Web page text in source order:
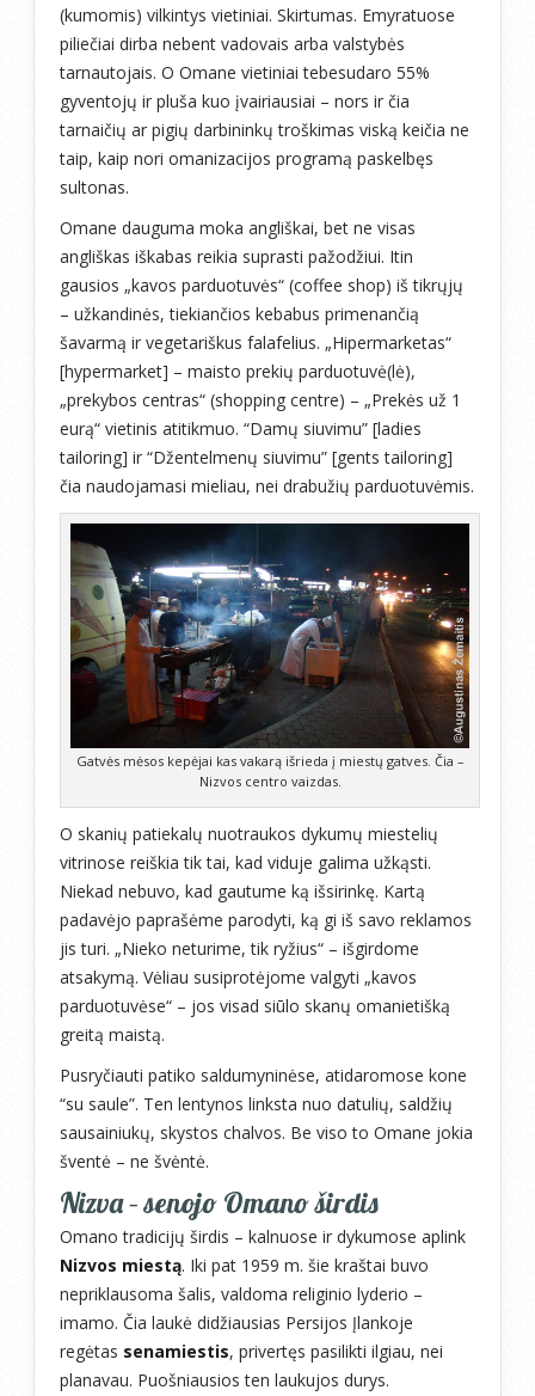
(kumomis) vilkintys vietiniai. Skirtumas. Emyratuose
piliečiai dirba nebent vadovais arba valstybės
tarnautojais. O Omane vietiniai tebesudaro 55%
gyventojų ir pluša kuo įvairiausiai – nors ir čia
tarnaičių ar pigių darbininkų troškimas viską keičia ne
taip, kaip nori omanizacijos programą paskelbęs
sultonas.
Omane dauguma moka angliškai, bet ne visas
angliškas iškabas reikia suprasti pažodžiui. Itin
gausios „kavos parduotuvės“ (coffee shop) iš tikrųjų
– užkandinės, tiekiančios kebabus primenančią
šavarmą ir vegetariškus falafelius. „Hipermarketas“
[hypermarket] – maisto prekių parduotuvė(lė),
„prekybos centras“ (shopping centre) – „Prekės už 1
eurą“ vietinis atitikmuo. “Damų siuvimu” [ladies
tailoring] ir “Džentelmenų siuvimu” [gents tailoring]
čia naudojamasi mieliau, nei drabužių parduotuvėmis.
Gatvės mėsos kepėjai kas vakarą išrieda į miestų gatves. Čia –
Nizvos centro vaizdas.
O skanių patiekalų nuotraukos dykumų miestelių
vitrinose reiškia tik tai, kad viduje galima užkąsti.
Niekad nebuvo, kad gautume ką išsirinkę. Kartą
padavėjo paprašėme parodyti, ką gi iš savo reklamos
jis turi. „Nieko neturime, tik ryžius“ – išgirdome
atsakymą. Vėliau susiprotėjome valgyti „kavos
parduotuvėse“ – jos visad siūlo skanų omanietišką
greitą maistą.
Pusryčiauti patiko saldumyninėse, atidaromose kone
“su saule”. Ten lentynos linksta nuo datulių, saldžių
sausainiukų, skystos chalvos. Be viso to Omane jokia
šventė – ne švėntė.
Nizva – senojo Omano širdis
Omano tradicijų širdis – kalnuose ir dykumose aplink
Nizvos miestą. Iki pat 1959 m. šie kraštai buvo
nepriklausoma šalis, valdoma religinio lyderio –
imamo. Čia laukė didžiausias Persijos Įlankoje
regėtas senamiestis, privertęs pasilikti ilgiau, nei
planavau. Puošniausios ten laukujos durys.